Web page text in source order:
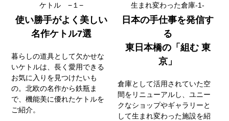
ケトル −１−
使い勝手がよく美しい
名作ケトル7選
暮らしの道具として欠かせな
いケトルは、長く愛用できる
お気に入りを見つけたいも
の。北欧の名作から鉄瓶ま
で、機能美に優れたケトルを
ご紹介。
生まれ変わった倉庫-1-
日本の手仕事を発信す
る
東日本橋の「組む 東
京」
倉庫として活用されていた空
間をリニューアルし、ユニー
クなショップやギャラリーと
して生まれ変わった施設を紹